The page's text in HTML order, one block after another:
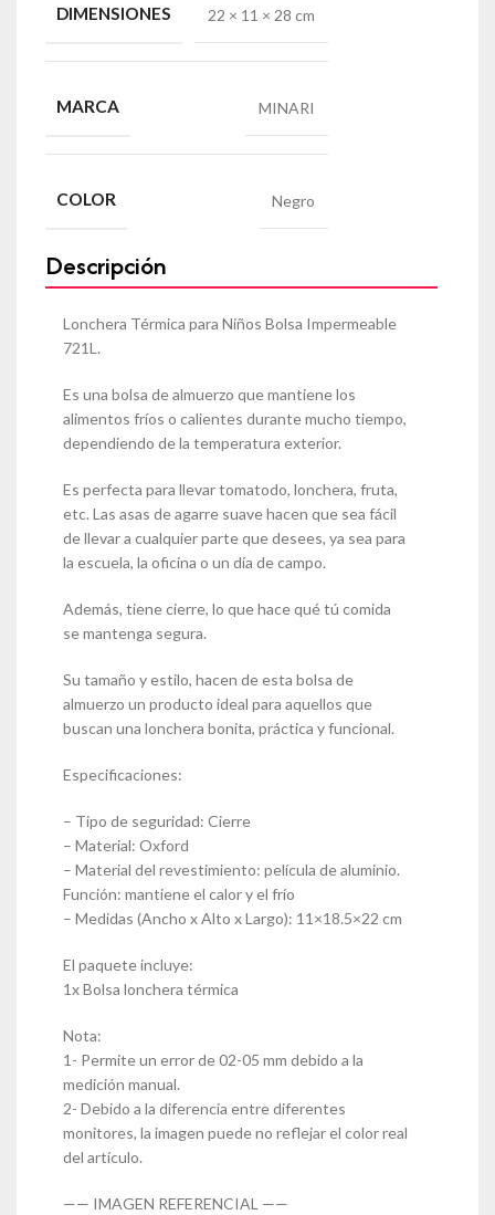
DIMENSIONES 22 × 11 × 28 cm
MARCA MINARI
COLOR Negro
Descripción
Lonchera Térmica para Niños Bolsa Impermeable
721L.
Es una bolsa de almuerzo que mantiene los
alimentos fríos o calientes durante mucho tiempo,
dependiendo de la temperatura exterior.
Es perfecta para llevar tomatodo, lonchera, fruta,
etc. Las asas de agarre suave hacen que sea fácil
de llevar a cualquier parte que desees, ya sea para
la escuela, la oficina o un día de campo.
Además, tiene cierre, lo que hace qué tú comida
se mantenga segura.
Su tamaño y estilo, hacen de esta bolsa de
almuerzo un producto ideal para aquellos que
buscan una lonchera bonita, práctica y funcional.
Especificaciones:
– Tipo de seguridad: Cierre
– Material: Oxford
– Material del revestimiento: película de aluminio.
Función: mantiene el calor y el frío
– Medidas (Ancho x Alto x Largo): 11×18.5×22 cm
El paquete incluye:
1x Bolsa lonchera térmica
Nota:
1- Permite un error de 02-05 mm debido a la
medición manual.
2- Debido a la diferencia entre diferentes
monitores, la imagen puede no reflejar el color real
del artículo.
—— IMAGEN REFERENCIAL ——